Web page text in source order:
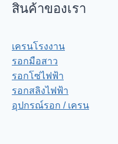
สินค้าของเรา
เครนโรงงาน
รอกมือสาว
รอกโซ่ไฟฟ้า
รอกสลิงไฟฟ้า
อุปกรณ์รอก / เครน